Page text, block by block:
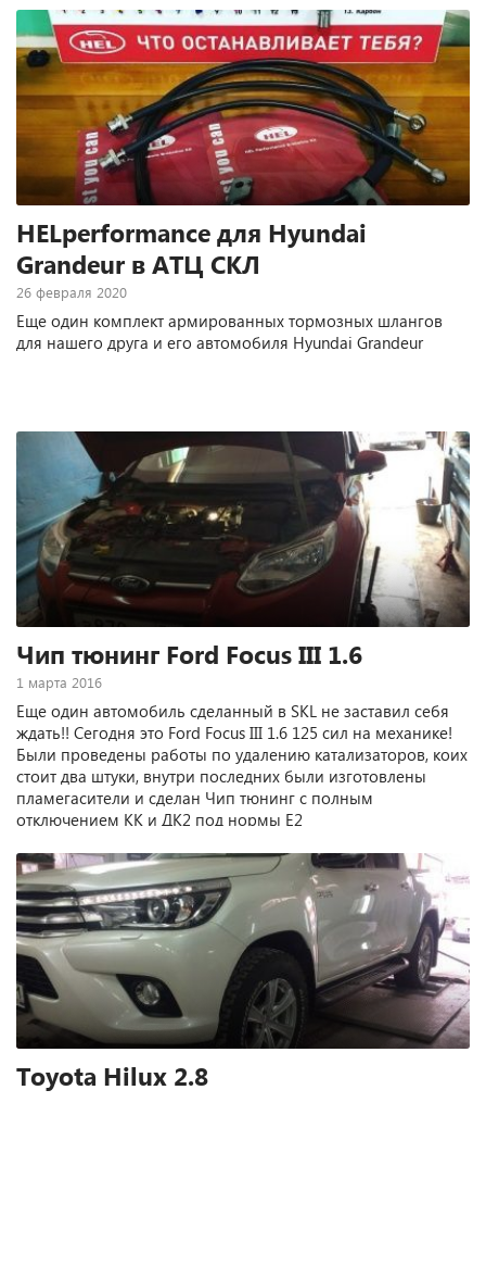
HELperformance для Hyundai
Grandeur в АТЦ СКЛ
26 февраля 2020
Еще один комплект армированных тормозных шлангов
для нашего друга и его автомобиля Hyundai Grandeur
Чип тюнинг Ford Focus III 1.6
1 марта 2016
Еще один автомобиль сделанный в SKL не заставил себя
ждать!! Сегодня это Ford Focus III 1.6 125 сил на механике!
Были проведены работы по удалению катализаторов, коих
стоит два штуки, внутри последних были изготовлены
пламегасители и сделан Чип тюнинг с полным
отключением КК и ДК2 под нормы Е2
Toyota Hilux 2.8